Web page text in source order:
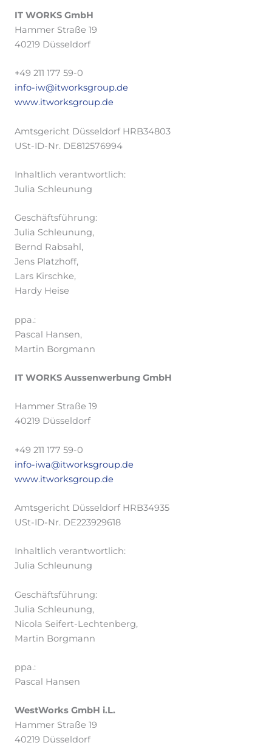
IT WORKS GmbH
Hammer Straße 19
40219 Düsseldorf
+49 211 177 59-0
info-iw@itworksgroup.de
www.itworksgroup.de
Amtsgericht Düsseldorf HRB34803
USt-ID-Nr. DE812576994
Inhaltlich verantwortlich:
Julia Schleunung
Geschäftsführung:
Julia Schleunung,
Bernd Rabsahl,
Jens Platzhoff,
Lars Kirschke,
Hardy Heise
ppa.:
Pascal Hansen,
Martin Borgmann
IT WORKS Aussenwerbung GmbH
Hammer Straße 19
40219 Düsseldorf
+49 211 177 59-0
info-iwa@itworksgroup.de
www.itworksgroup.de
Amtsgericht Düsseldorf HRB34935
USt-ID-Nr. DE223929618
Inhaltlich verantwortlich:
Julia Schleunung
Geschäftsführung:
Julia Schleunung,
Nicola Seifert-Lechtenberg,
Martin Borgmann
ppa.:
Pascal Hansen
WestWorks GmbH i.L.
Hammer Straße 19
40219 Düsseldorf